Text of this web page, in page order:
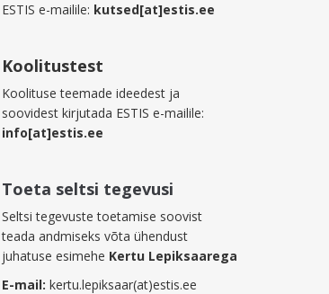
ESTIS e-mailile: kutsed[at]estis.ee
Koolitustest
Koolituse teemade ideedest ja
soovidest kirjutada ESTIS e-mailile:
info[at]estis.ee
Toeta seltsi tegevusi
Seltsi tegevuste toetamise soovist
teada andmiseks võta ühendust
juhatuse esimehe Kertu Lepiksaarega
E-mail: kertu.lepiksaar(at)estis.ee